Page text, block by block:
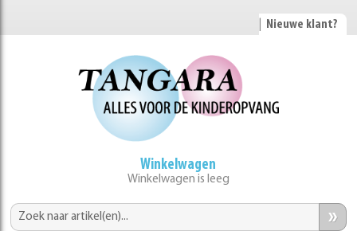
Nieuwe klant?
Winkelwagen
Winkelwagen is leeg
»